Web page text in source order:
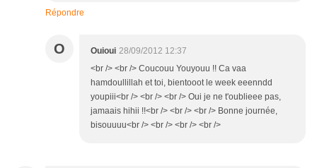
Répondre
O Ouioui 28/09/2012 12:37
<br /> <br /> Coucouu Youyouu !! Ca vaa
hamdoullillah et toi, bientooot le week eeenndd
youpiii<br /> <br /> <br /> Oui je ne t'oublieee pas,
jamaais hihii !!<br /> <br /> <br /> Bonne journée,
bisouuuu<br /> <br /> <br /> <br />